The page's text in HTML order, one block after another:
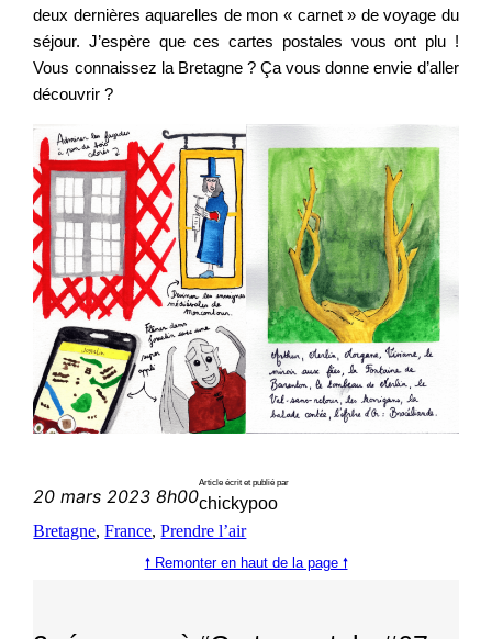
deux dernières aquarelles de mon « carnet » de voyage du
séjour. J’espère que ces cartes postales vous ont plu !
Vous connaissez la Bretagne ? Ça vous donne envie d’aller
découvrir ?
20 mars 2023 8h00
Article écrit et publié par
chickypoo
Bretagne, France, Prendre l’air
🠕 Remonter en haut de la page 🠕